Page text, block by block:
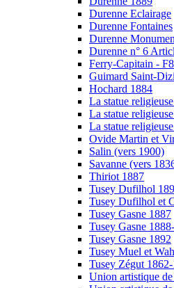
Durenne Eclairage
Durenne Fontaines
Durenne
Durenne n° 6
Ferry-Capitain -
Guimard Saint-
Hochard 1884
La statue
La statue
La statue
Ovide Martin et
Salin (vers 1900)
Savanne (vers
Thiriot 1887
Tusey Dufilhol
Tusey Dufilhol et
Tusey Gasne 1887
Tusey Gasne
Tusey Gasne 1892
Tusey Muel et
Tusey Zégut
Union artistique